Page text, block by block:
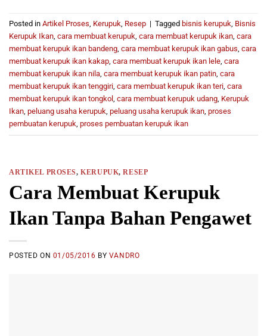
Posted in Artikel Proses, Kerupuk, Resep | Tagged bisnis kerupuk, Bisnis
Kerupuk Ikan, cara membuat kerupuk, cara membuat kerupuk ikan, cara
membuat kerupuk ikan bandeng, cara membuat kerupuk ikan gabus, cara
membuat kerupuk ikan kakap, cara membuat kerupuk ikan lele, cara
membuat kerupuk ikan nila, cara membuat kerupuk ikan patin, cara
membuat kerupuk ikan tenggiri, cara membuat kerupuk ikan teri, cara
membuat kerupuk ikan tongkol , cara membuat kerupuk udang, Kerupuk
Ikan, peluang usaha kerupuk, peluang usaha kerupuk ikan, proses
pembuatan kerupuk, proses pembuatan kerupuk ikan
ARTIKEL PROSES,KERUPUK,RESEP
Cara Membuat Kerupuk
Ikan Tanpa Bahan Pengawet
POSTED ON 01/05/2016 BY VANDRO